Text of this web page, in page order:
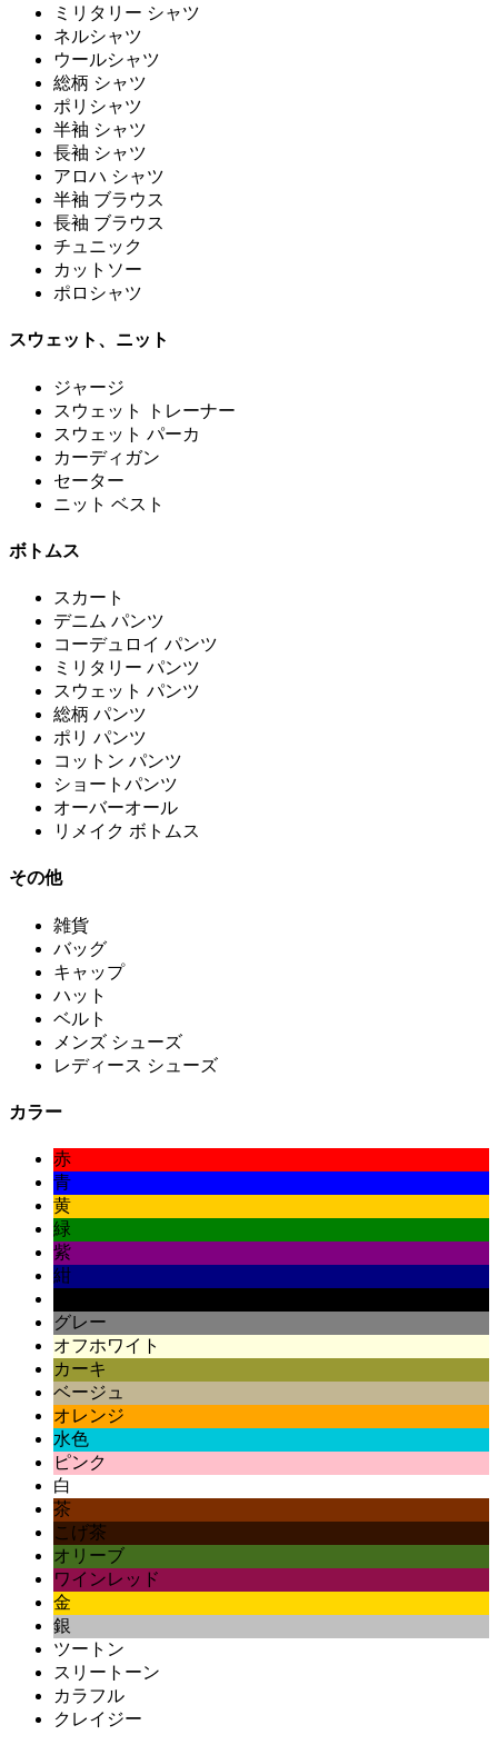
ミリタリー シャツ
ネルシャツ
ウールシャツ
総柄 シャツ
ポリシャツ
半袖 シャツ
長袖 シャツ
アロハ シャツ
半袖 ブラウス
長袖 ブラウス
チュニック
カットソー
ポロシャツ
スウェット、ニット
ジャージ
スウェット トレーナー
スウェット パーカ
カーディガン
セーター
ニット ベスト
ボトムス
スカート
デニム パンツ
コーデュロイ パンツ
ミリタリー パンツ
スウェット パンツ
総柄 パンツ
ポリ パンツ
コットン パンツ
ショートパンツ
オーバーオール
リメイク ボトムス
その他
雑貨
バッグ
キャップ
ハット
ベルト
メンズ シューズ
レディース シューズ
カラー
赤
青
黄
緑
紫
紺
グレー
オフホワイト
カーキ
ベージュ
オレンジ
水色
ピンク
白
茶
こげ茶
オリーブ
ワインレッド
金
銀
ツートン
スリートーン
カラフル
クレイジー